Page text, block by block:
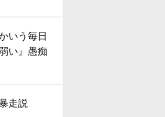
いう毎日
い』愚痴
走説